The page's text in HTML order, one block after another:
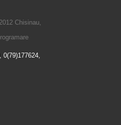
Chisinau,
0(79)177624,